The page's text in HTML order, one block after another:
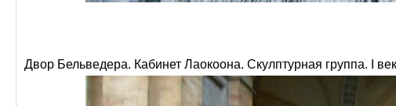
Двор Бельведера. Кабинет Лаокоона. Скулптурная группа. I